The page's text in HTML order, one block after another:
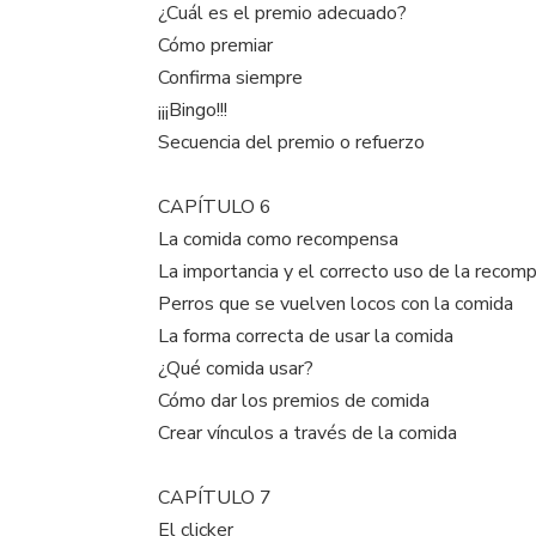
¿Cuál es el premio adecuado?
Cómo premiar
Confirma siempre
¡¡¡Bingo!!!
Secuencia del premio o refuerzo
CAPÍTULO 6
La comida como recompensa
La importancia y el correcto uso de la
Perros que se vuelven locos con la comida
La forma correcta de usar la comida
¿Qué comida usar?
Cómo dar los premios de comida
Crear vínculos a través de la comida
CAPÍTULO 7
El clicker